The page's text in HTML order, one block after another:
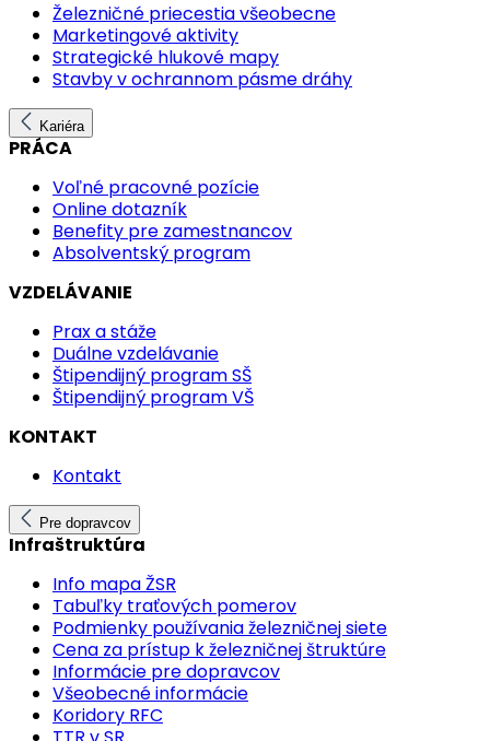
Železničné priecestia všeobecne
Marketingové aktivity
Strategické hlukové mapy
Stavby v ochrannom pásme dráhy
Kariéra
PRÁCA
Voľné pracovné pozície
Online dotazník
Benefity pre zamestnancov
Absolventský program
VZDELÁVANIE
Prax a stáže
Duálne vzdelávanie
Štipendijný program SŠ
Štipendijný program VŠ
KONTAKT
Kontakt
Pre dopravcov
Infraštruktúra
Info mapa ŽSR
Tabuľky traťových pomerov
Podmienky používania železničnej siete
Cena za prístup k železničnej štruktúre
Informácie pre dopravcov
Všeobecné informácie
Koridory RFC